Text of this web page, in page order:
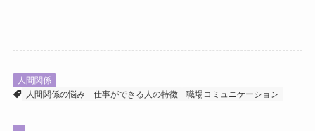
人間関係
人間関係の悩み
仕事ができる人の特徴 職場コミュニケーション